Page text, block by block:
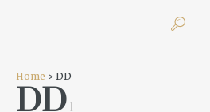
Home > DD
DD 1